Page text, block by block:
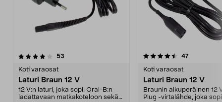
53
Koti varaosat
Laturi Braun 12 V
12 V:n laturi, joka sopii Oral-B:n
ladattavaan matkakoteloon sekä
4.5viidestä
47arvostelut
Koti varaosat
Laturi Braun 12 V
Braunin alkuperäinen 12
Plug -virtalähde, joka
4.5viidestä